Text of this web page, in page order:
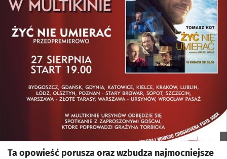
Ta opowieść porusza oraz wzbudza najmocniejsze